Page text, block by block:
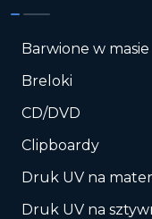
Barwione w masie
Breloki
CD/DVD
Clipboardy
Druk UV na
Druk UV na